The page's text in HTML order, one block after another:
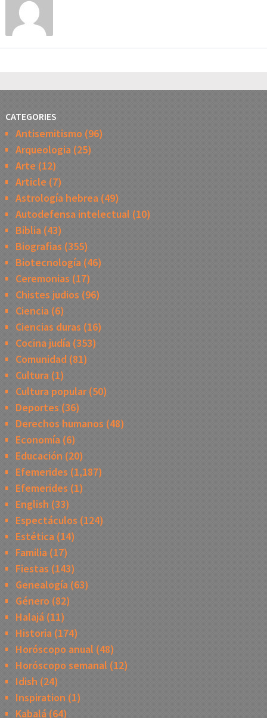
CATEGORIES
Antisemitismo (96)
Arqueologia(25)
Arte (12)
Article (7)
Astrología hebrea(49)
Autodefensa intelectual (10)
Biblia(43)
Biografias (355)
Biotecnología(46)
Ceremonias (17)
Chistes judios (96)
Ciencia(6)
Ciencias duras (16)
Cocina judía(353)
Comunidad(81)
Cultura(1)
Cultura popular(50)
Deportes (36)
Derechos humanos (48)
Economía(6)
Educación (20)
Efemerides (1,187)
Efemerides (1)
English (33)
Espectáculos (124)
Estética(14)
Familia(17)
Fiestas (143)
Genealogía(63)
Género (82)
Halajá(11)
Historia(174)
Horóscopo anual (48)
Horóscopo semanal (12)
Idish (24)
Inspiration (1)
Kabalá(64)